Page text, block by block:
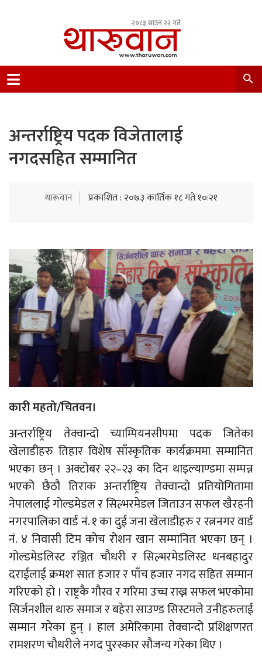
२०८३ साउन २२ गते
Nepal.
अन्तर्राष्ट्रिय पदक विजेतालाई
नगदसहित सम्मानित
थारूवान प्रकाशित : २०७३ कार्तिक १८ गते १०:२१
कारी महतो/चितवन।
अन्तर्राष्ट्रिय तेक्वान्दो च्याम्पियनसीपमा पदक जितेका
खेलाडीहरु तिहार विशेष साँस्कृतिक कार्यक्रममा सम्मानित
भएका छन् । अक्टोबर २२–२३ का दिन थाइल्याण्डमा सम्पन्न
भएको छैठौ तिराक अन्तर्राष्ट्रिय तेक्वान्दो प्रतियोगितामा
नेपाललाई गोल्डमेडल र सिल्भरमेडल जिताउन सफल खैरहनी
नगरपालिका वार्ड नं. १ का दुई जना खेलाडीहरु र रत्ननगर वार्ड
नं. ४ निवासी टिम कोच रोशन खान सम्मानित भएका छन् ।
गोल्डमेडलिस्ट रञ्जित चौधरी र सिल्भरमेडलिस्ट धनबहादुर
दराईलाई क्रमशः सात हजार र पाँच हजार नगद सहित सम्मान
गरिएको हो । राष्ट्रकै गौरव र गरिमा उच्च राख्न सफल भएकोमा
सिर्जनशील थारु समाज र बहेरा साउण्ड सिस्टमले उनीहरुलाई
सम्मान गरेका हुन् । हाल अमेरिकामा तेक्वान्दो प्रशिक्षणरत
रामशरण चौधरीले नगद पुरस्कार सौजन्य गरेका थिए ।